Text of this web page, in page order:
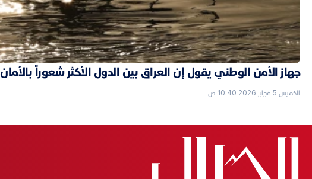
جهاز الأمن الوطني يقول إن العراق بين الدول الأكثر شعوراً بالأمان
الخميس 5 فبراير 2026 10:40 ص